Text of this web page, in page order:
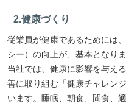
2.健康づくり
従業員が健康であるためには
シー）の向上が、基本となりま
当社では、健康に影響を与え
善に取り組む「健康チャレン
います。睡眠、朝食、間食、